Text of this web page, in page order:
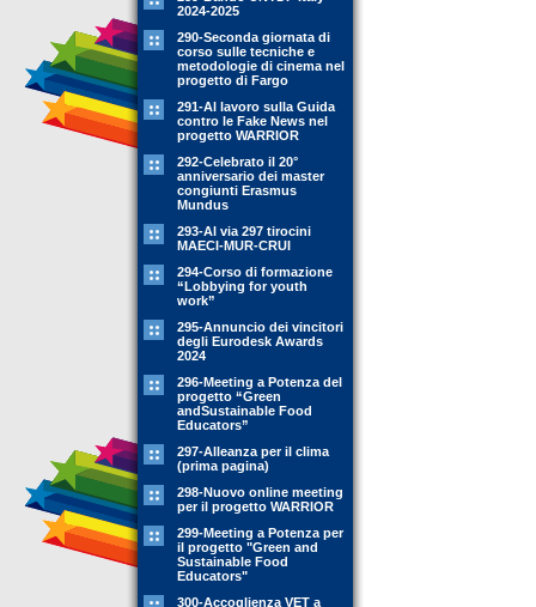
2024-2025
290-Seconda giornata di
corso sulle tecniche e
metodologie di cinema nel
progetto di Fargo
291-Al lavoro sulla Guida
contro le Fake News nel
progetto WARRIOR
292-Celebrato il 20°
anniversario dei master
congiunti Erasmus
Mundus
293-Al via 297 tirocini
MAECI-MUR-CRUI
294-Corso di formazione
“Lobbying for youth
work”
295-Annuncio dei vincitori
degli Eurodesk Awards
2024
296-Meeting a Potenza del
progetto “Green
andSustainable Food
Educators”
297-Alleanza per il clima
(prima pagina)
298-Nuovo online meeting
per il progetto WARRIOR
299-Meeting a Potenza per
il progetto "Green and
Sustainable Food
Educators"
300-Accoglienza VET a